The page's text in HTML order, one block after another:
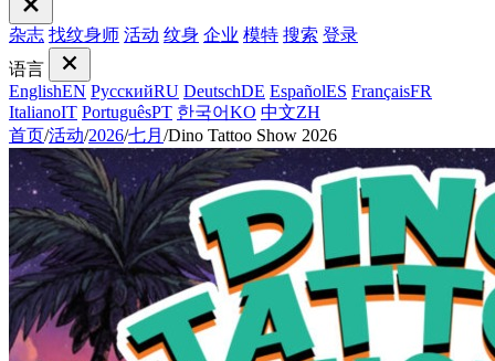
杂志 找纹身师 活动 纹身 企业 模特 搜索 登录
语言
EnglishEN РусскийRU DeutschDE EspañolES FrançaisFR
ItalianoIT PortuguêsPT 한국어KO 中文ZH
首页/活动/2026/七月 /Dino Tattoo Show 2026